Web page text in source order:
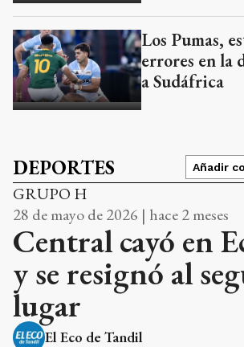
Los Pumas,
errores en la
a Sudáfrica
DEPORTES Añadir
GRUPO H
28 de mayo de 2026 | hace 2 meses
Central cayó en
y se resignó al
lugar
El Eco de Tandil